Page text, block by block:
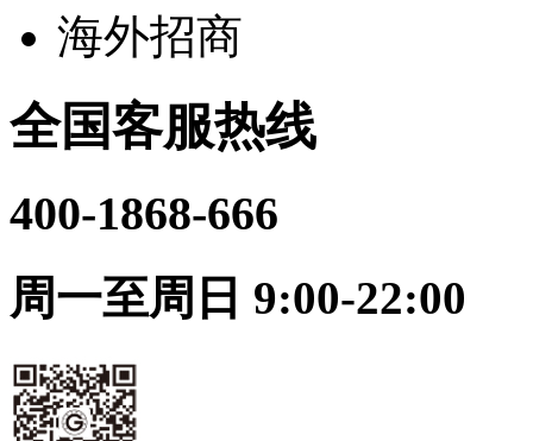
海外招商
全国客服热线
400-1868-666
周一至周日 9:00-22:00